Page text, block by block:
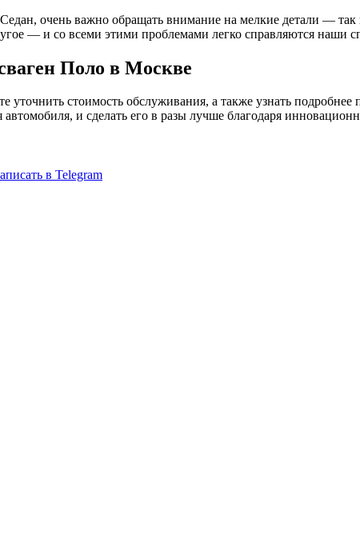
очень важно обращать внимание на мелкие детали —
— и со всеми этими проблемами легко справляются наши
Поло в Москве
уточнить стоимость обслуживания, а также узнать
и сделать его в разы лучше благодаря
в Telegram